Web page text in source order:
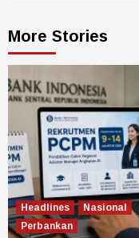
More Stories
Headlines
Nasional
Perbankan